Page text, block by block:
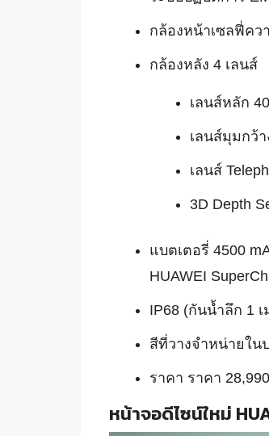
กล้องหน้าเซลฟี่คว
กล้องหลัง 4 เลนส์
เลนส์หลัก
เลนส์มุมกว้า
เลนส์
3D Depth
แบตเตอรี่ 4500
HUAWEI
IP68 (กันน้ำลึก 1
สีที่วางจำหน่ายใน
ราคา ราคา
หน้าจอดีไซน์ใหม่